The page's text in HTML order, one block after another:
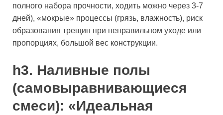
полного набора прочности, ходить можно через 3-7
дней), «мокрые» процессы (грязь, влажность), риск
образования трещин при неправильном уходе или
пропорциях, большой вес конструкции.
h3. Наливные полы
(самовыравнивающиеся
смеси): «Идеальная